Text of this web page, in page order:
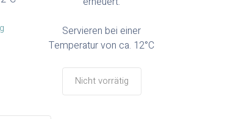
Servieren bei einer
Temperatur von ca. 12°C
Nicht vorrätig